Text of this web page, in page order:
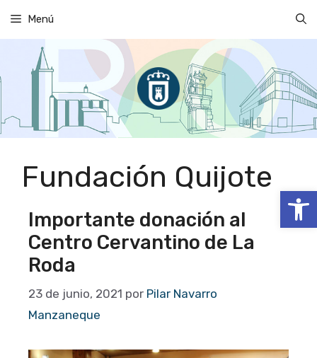
Abrir
contenido
Menú
Fundación Quijote
Importante donación al
Centro Cervantino de La
Roda
23 de junio, 2021 por Pilar Navarro
Manzaneque